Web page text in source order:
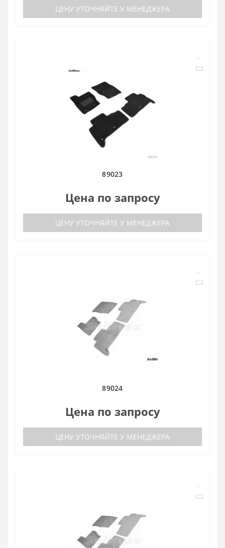
ЦЕНУ УТОЧНЯЙТЕ У МЕНЕДЖЕРА
89023
Цена по запросу
ЦЕНУ УТОЧНЯЙТЕ У МЕНЕДЖЕРА
89024
Цена по запросу
ЦЕНУ УТОЧНЯЙТЕ У МЕНЕДЖЕРА